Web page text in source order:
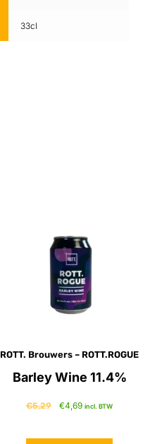
33cl
ROTT. Brouwers – ROTT.ROGUE
Barley Wine 11.4%
€5,29 €4,69 incl. BTW